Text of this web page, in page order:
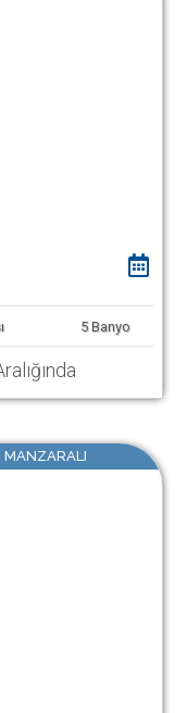
5 Banyo
MANZARALI